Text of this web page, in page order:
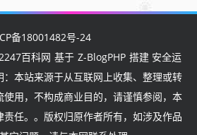
备18001482号-24
百科网 基于 Z-BlogPHP 搭建 安全运
本站来源于从互联网上收集、整理或转
用，不构成商业目的，请谨慎参阅，本
任。。版权归原作者所有，如涉及作品